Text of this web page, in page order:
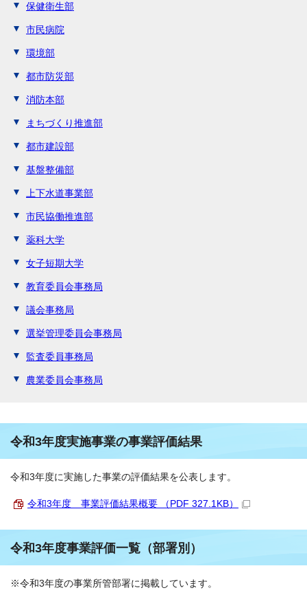
保健衛生部
市民病院
環境部
都市防災部
消防本部
まちづくり推進部
都市建設部
基盤整備部
上下水道事業部
市民協働推進部
薬科大学
女子短期大学
教育委員会事務局
議会事務局
選挙管理委員会事務局
監査委員事務局
農業委員会事務局
令和3年度実施事業の事業評価結果
令和3年度に実施した事業の評価結果を公表します。
令和3年度 事業評価結果概要 （PDF 327.1KB）
令和3年度事業評価一覧（部署別）
※令和3年度の事業所管部署に掲載しています。